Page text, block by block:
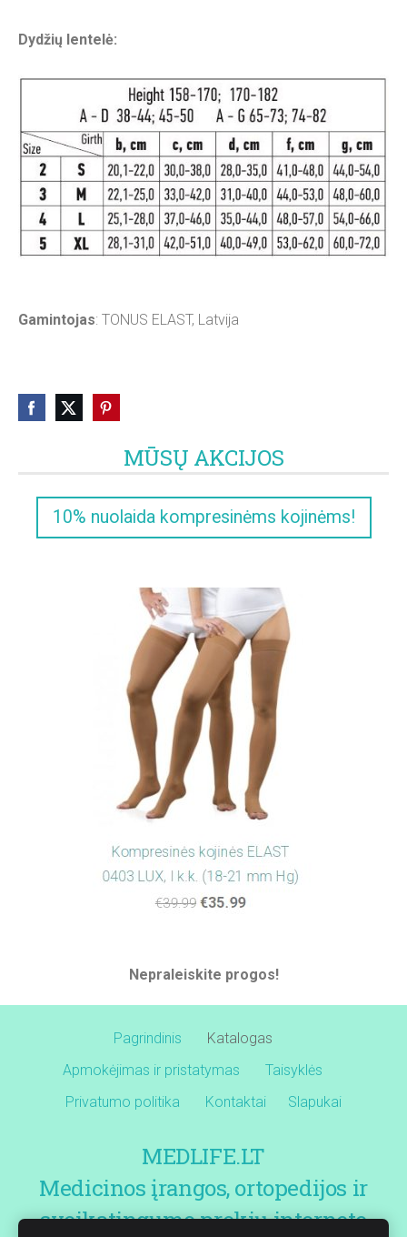
MŪSŲ AKCIJOS
10% nuolaida kompresinėms kojinėms!
Nepraleiskite progos!
Dydžių lentelė:
Gamintojas: TONUS ELAST, Latvija
Pagrindinis
Katalogas
Apmokėjimas ir pristatymas
Taisyklės
Privatumo politika
Kontaktai Slapukai
MEDLIFE.LT
Medicinos įrangos, ortopedijos ir
sveikatingumo prekių interneto